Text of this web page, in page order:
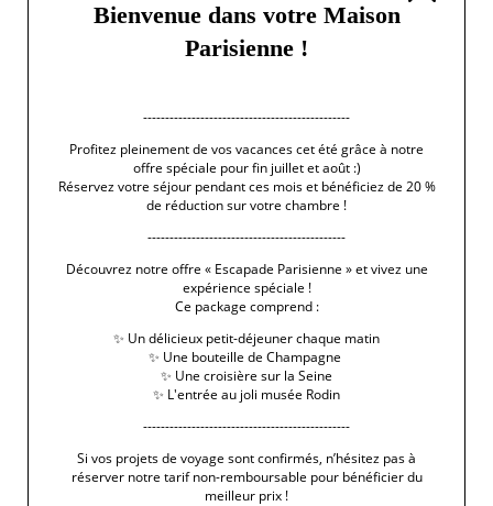
unique à notre image :-)
Merci a l'équipe
Studio Ravages
‹ RETOUR AUX ARTICLES
Bienvenue dans votre Maison
Parisienne !
-----------------------------------------------
Profitez pleinement de vos vacances cet été grâce à notre
offre spéciale pour fin juillet et août :)
Réservez votre séjour pendant ces mois et bénéficiez de 20 %
de réduction sur votre chambre !
---------------------------------------------
Découvrez notre offre « Escapade Parisienne » et vivez une
expérience spéciale !
Ce package comprend :
✨ Un délicieux petit-déjeuner chaque matin
✨ Une bouteille de Champagne
✨ Une croisière sur la Seine
✨ L'entrée au joli musée Rodin
-----------------------------------------------
Si vos projets de voyage sont confirmés, n’hésitez pas à
réserver notre tarif non-remboursable pour bénéficier du
meilleur prix !